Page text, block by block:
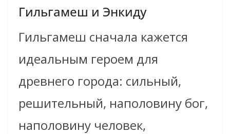
Гильгамеш и Энкиду
Гильгамеш сначала кажется
идеальным героем для
древнего города: сильный,
решительный, наполовину бог,
наполовину человек,